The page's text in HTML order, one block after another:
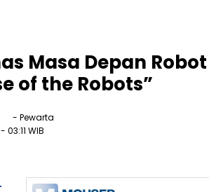
Masa Depan
of the Robots”
- Pewarta
- 03:11 WIB